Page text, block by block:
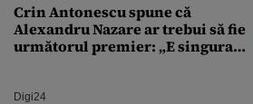
Crin Antonescu spune că
Alexandru Nazare ar trebui să fie
următorul premier: „E singura
Digi24